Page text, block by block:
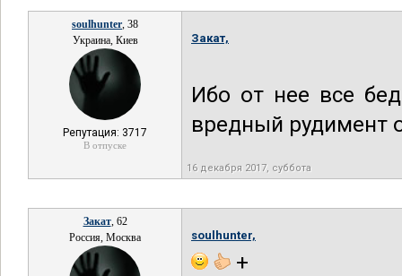
soulhunter, 38
Украина, Киев
Репутация: 3717
В отпуске
Закат,
Ибо от нее все
вредный рудимент
16 декабря 2017, суббота
Закат, 62
Россия, Москва
soulhunter,
+